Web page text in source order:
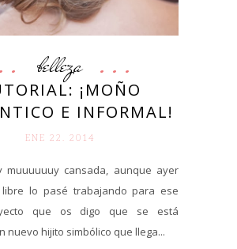
belleza
¡MOÑO
E INFORMAL!
ENE 22. 2014
muuuuuuy cansada, aunque ayer
lo pasé trabajando para ese
que os digo que se está
nuevo hijito simbólico que llega...